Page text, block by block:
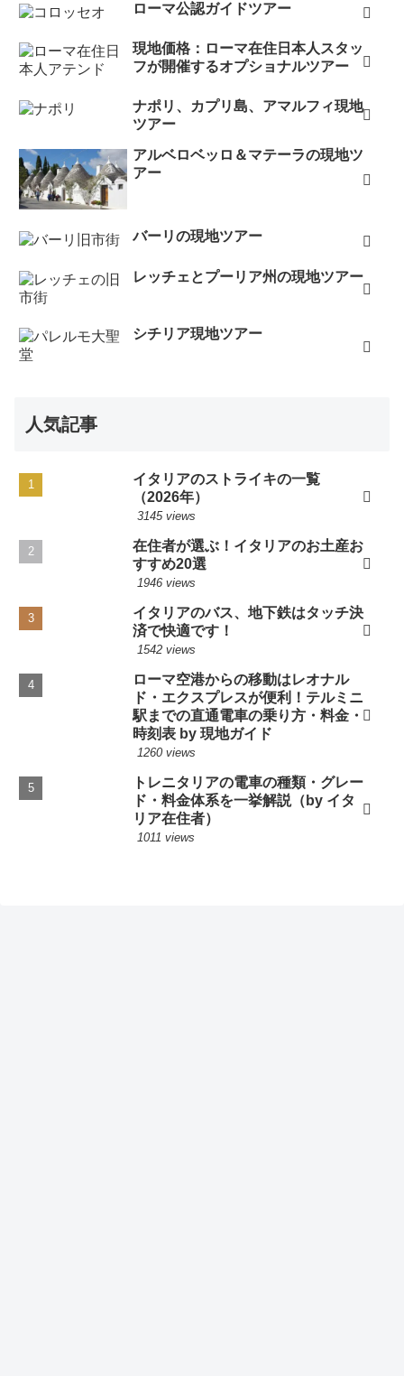
ローマ公認ガイドツアー
現地価格：ローマ在住日本人スタッ
フが開催するオプショナルツアー
ナポリ、カプリ島、アマルフィ現地
ツアー
アルベロベッロ＆マテーラの現地ツ
アー
バーリの現地ツアー
レッチェとプーリア州の現地ツアー
シチリア現地ツアー
人気記事
イタリアのストライキの一覧
（2026年）
3145 views
在住者が選ぶ！イタリアのお土産お
すすめ20選
1946 views
イタリアのバス、地下鉄はタッチ決
済で快適です！
1542 views
ローマ空港からの移動はレオナル
ド・エクスプレスが便利！テルミニ
駅までの直通電車の乗り方・料金・
時刻表 by 現地ガイド
1260 views
トレニタリアの電車の種類・グレー
ド・料金体系を一挙解説（by イタ
リア在住者）
1011 views